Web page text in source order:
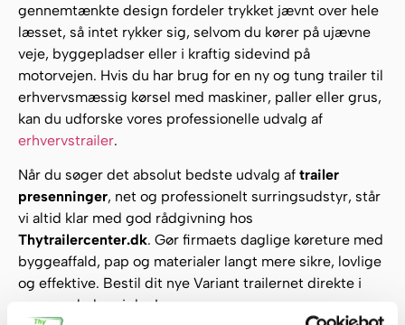
gennemtænkte design fordeler trykket jævnt over hele
læsset, så intet rykker sig, selvom du kører på ujævne
veje, byggepladser eller i kraftig sidevind på
motorvejen. Hvis du har brug for en ny og tung trailer til
erhvervsmæssig kørsel med maskiner, paller eller grus,
kan du udforske vores professionelle udvalg af
erhvervstrailer.
Når du søger det absolut bedste udvalg af trailer
presenninger, net og professionelt surringsudstyr, står
vi altid klar med god rådgivning hos
Thytrailercenter.dk. Gør firmaets daglige køreture med
byggeaffald, pap og materialer langt mere sikre, lovlige
og effektive. Bestil dit nye Variant trailernet direkte i
vores webshop i dag!